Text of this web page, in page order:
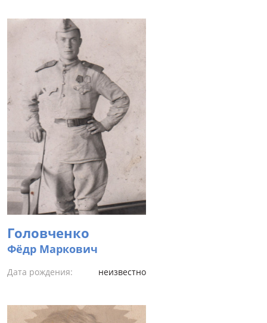
Головченко
Фёдр Маркович
Дата рождения: неизвестно